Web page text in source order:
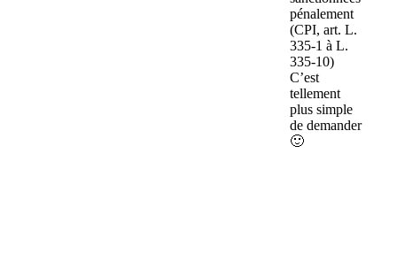
pénalement
(CPI, art. L.
335-1 à L.
335-10)
C’est
tellement
plus simple
de demander
🙂